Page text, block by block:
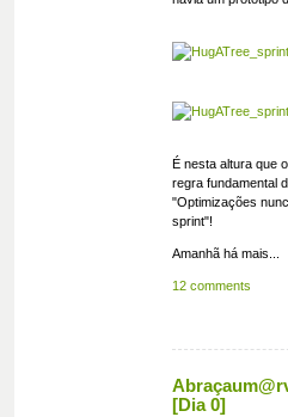
É nesta altura que
regra fundamental
"Optimizações
sprint"!
Amanhã há mais...
12 comments
[Dia 0]